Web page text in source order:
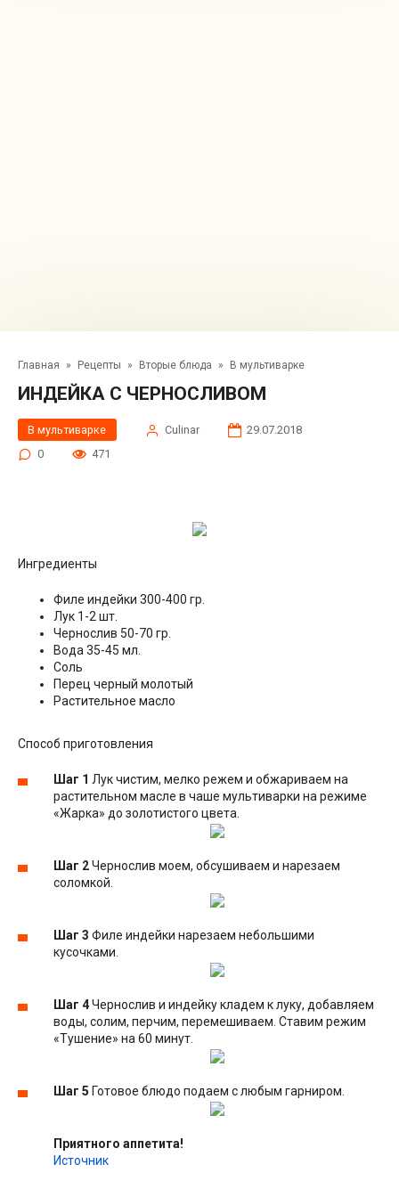
Главная » Рецепты » Вторые блюда » В мультиварке
ИНДЕЙКА С ЧЕРНОСЛИВОМ
В мультиварке Сulinar
29.07.2018
0
471
Ингредиенты
Филе индейки 300-400 гр.
Лук 1-2 шт.
Чернослив 50-70 гр.
Вода 35-45 мл.
Соль
Перец черный молотый
Растительное масло
Способ приготовления
Шаг 1 Лук чистим, мелко режем и обжариваем на
растительном масле в чаше мультиварки на режиме
«Жарка» до золотистого цвета.
Шаг 2Чернослив моем, обсушиваем и нарезаем
соломкой.
Шаг 3 Филе индейки нарезаем небольшими
кусочками.
Шаг 4Чернослив и индейку кладем к луку, добавляем
воды, солим, перчим, перемешиваем. Ставим режим
«Тушение» на 60 минут.
Шаг 5 Готовое блюдо подаем с любым гарниром.
Приятного аппетита!
Источник